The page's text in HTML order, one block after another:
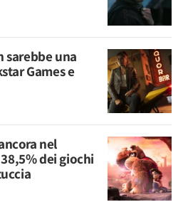
sarebbe una
Games e
nel
dei giochi